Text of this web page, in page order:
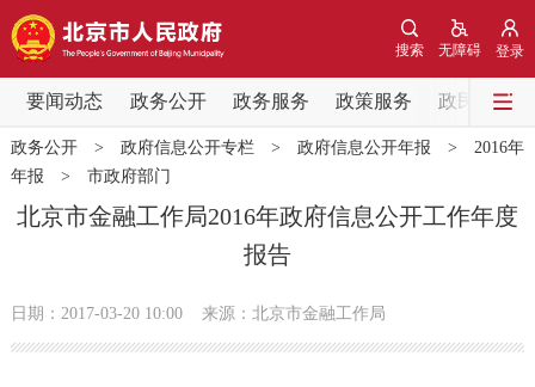
登录
无障碍
搜索
要闻动态 政务公开 政务服务 政策服务 政民互动
要闻动态
党中央精神 国务院信息 中央部委动态
北京要闻 会议信息 部门动态
政务公开> 政府信息公开专栏> 政府信息公开年报 > 2016年
年报 > 市政府部门
北京市金融工作局2016年政府信息公开工作年度
报告
日期：2017-03-20 10:00 来源：北京市金融工作局